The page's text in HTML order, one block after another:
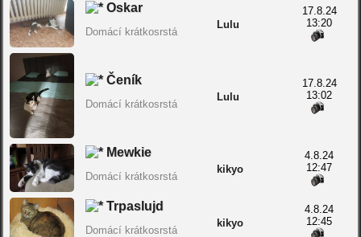
Oskar
Domácí krátkosrstá
Lulu
17.8.24
13:20
Čeník
Domácí krátkosrstá
Lulu
17.8.24
13:02
Mewkie
Domácí krátkosrstá
kikyo
4.8.24
12:47
Trpaslujd
Domácí krátkosrstá
kikyo
4.8.24
12:45